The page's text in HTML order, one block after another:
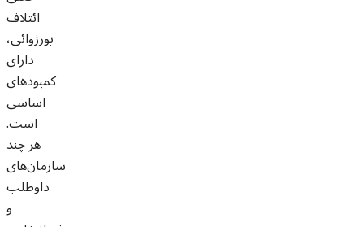
ائتلاف
بورژوائی،
دارای
کمبودهای
اساسی
است.
هر چند
سازمان‌های
داوطلب
و